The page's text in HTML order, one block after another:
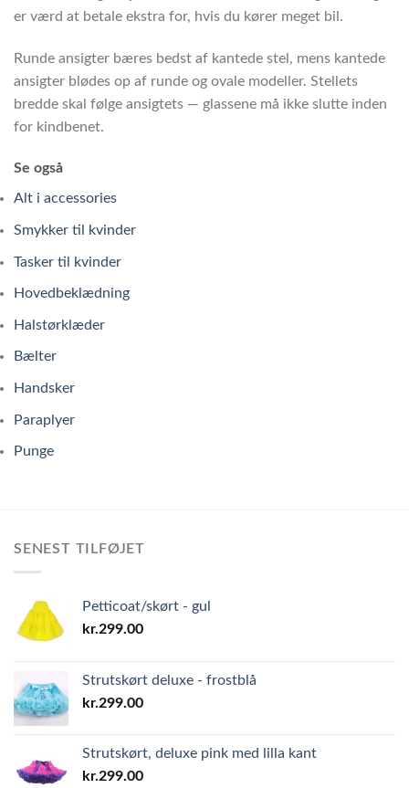
er værd at betale ekstra for, hvis du kører meget bil.
Runde ansigter bæres bedst af kantede stel, mens kantede
ansigter blødes op af runde og ovale modeller. Stellets
bredde skal følge ansigtets — glassene må ikke slutte inden
for kindbenet.
Se også
Alt i accessories
Smykker til kvinder
Tasker til kvinder
Hovedbeklædning
Halstørklæder
Bælter
Handsker
Paraplyer
Punge
SENEST TILFØJET
Petticoat/skørt - gul
kr.299.00
Strutskørt deluxe - frostblå
kr.299.00
Strutskørt, deluxe pink med lilla kant
kr.299.00